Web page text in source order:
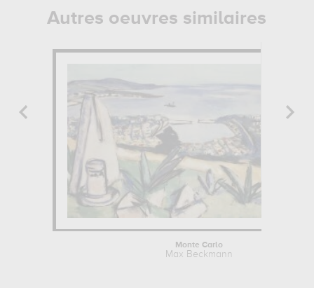
Autres oeuvres similaires
Monte Carlo
Max Beckmann